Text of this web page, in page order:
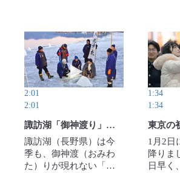
動画を再生 諏訪湖「御神
2:01
2:01
諏訪湖「御神渡り」、今季も現れず
諏訪湖（長野県）は今
季も、御神渡（おみわ
た）りが現れない「明
1:34
1:34
1月2日
降りま
日早く